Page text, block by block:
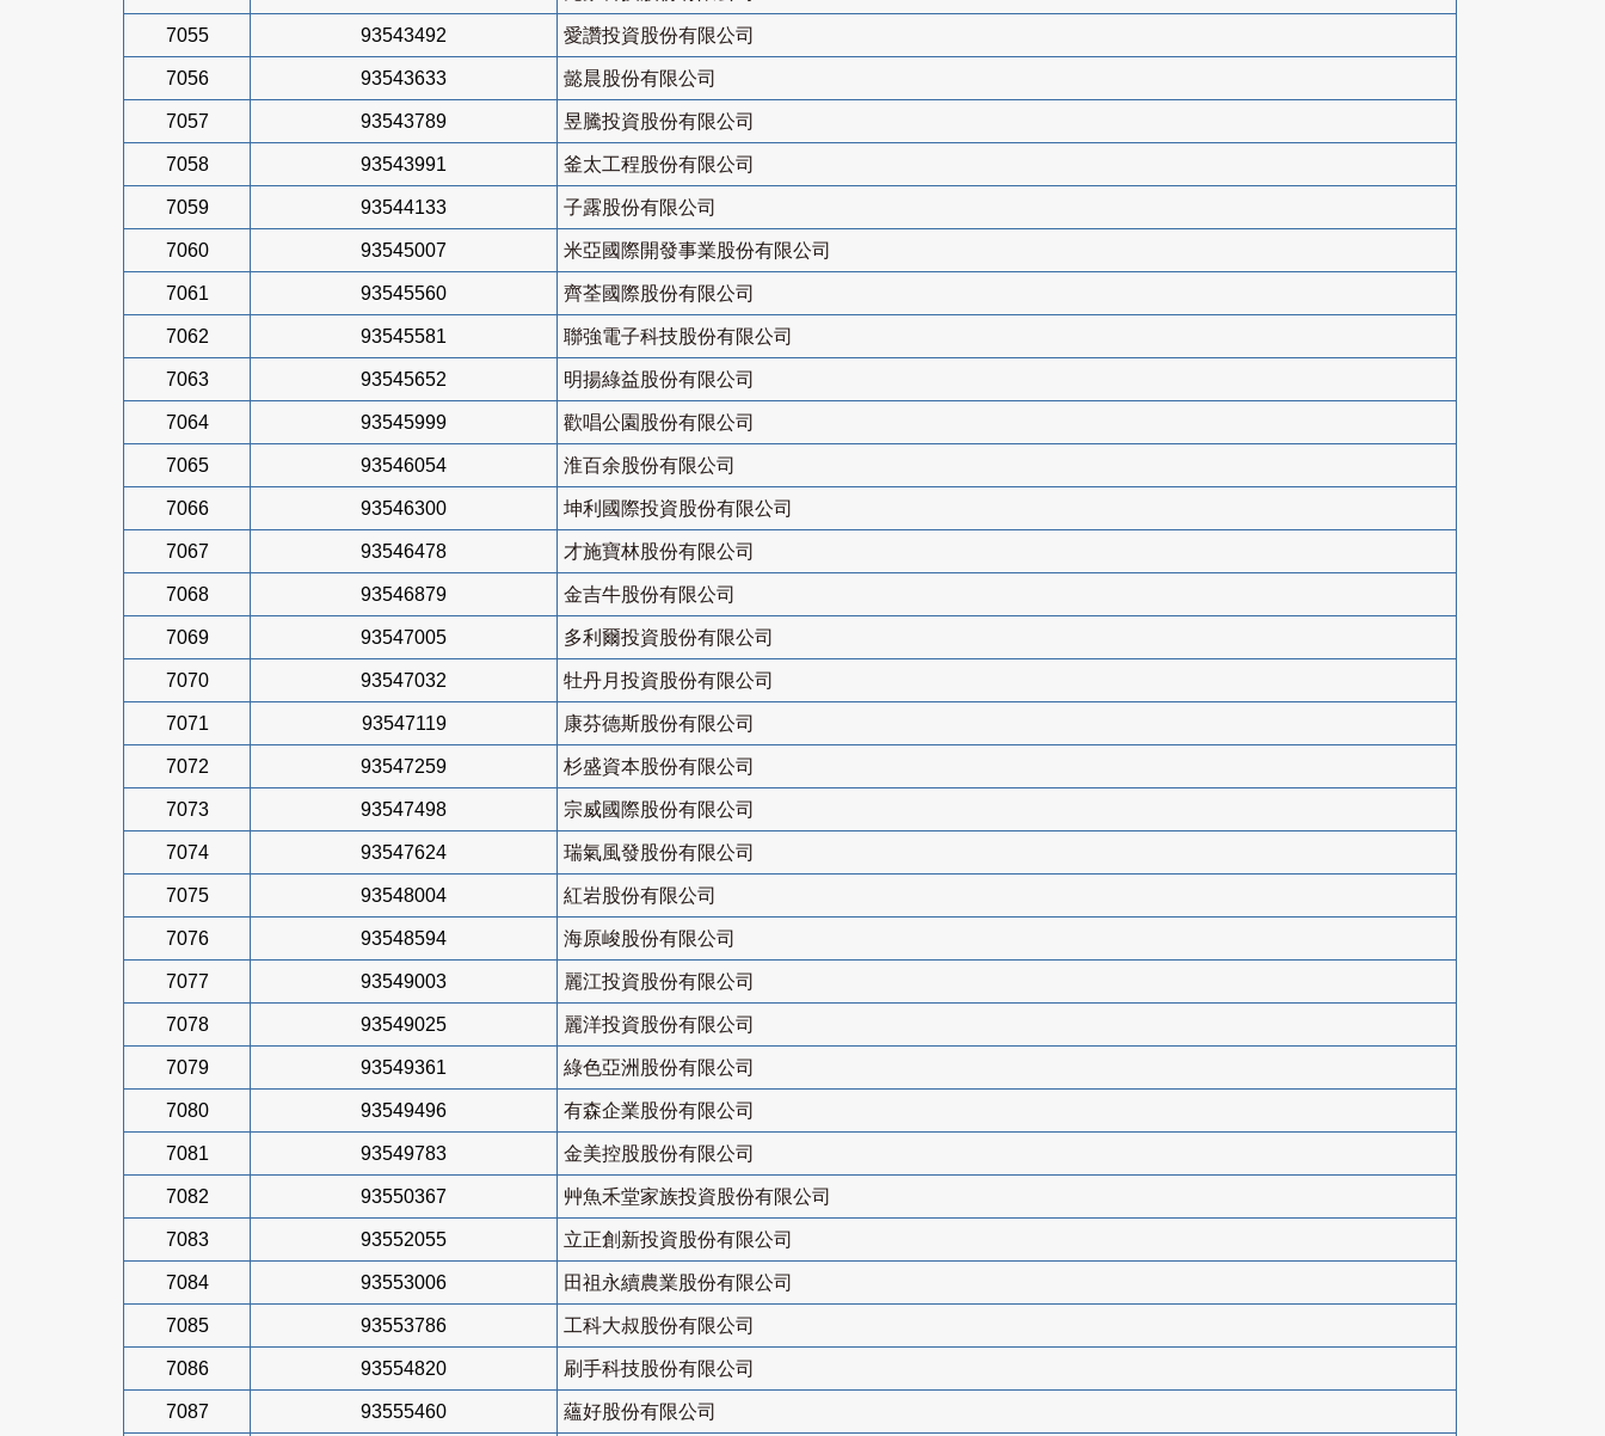
7055 93543492 愛讚投資股份有限公司
7056 93543633 懿晨股份有限公司
7057 93543789 昱騰投資股份有限公司
7058 93543991 釜太工程股份有限公司
7059 93544133 子露股份有限公司
7060 93545007 米亞國際開發事業股份有限公司
7061 93545560 齊荃國際股份有限公司
7062 93545581 聯強電子科技股份有限公司
7063 93545652 明揚綠益股份有限公司
7064 93545999 歡唱公園股份有限公司
7065 93546054 淮百余股份有限公司
7066 93546300 坤利國際投資股份有限公司
7067 93546478 才施寶林股份有限公司
7068 93546879 金吉牛股份有限公司
7069 93547005 多利爾投資股份有限公司
7070 93547032 牡丹月投資股份有限公司
7071 93547119 康芬德斯股份有限公司
7072 93547259 杉盛資本股份有限公司
7073 93547498 宗威國際股份有限公司
7074 93547624 瑞氣風發股份有限公司
7075 93548004 紅岩股份有限公司
7076 93548594 海原峻股份有限公司
7077 93549003 麗江投資股份有限公司
7078 93549025 麗洋投資股份有限公司
7079 93549361 綠色亞洲股份有限公司
7080 93549496 有森企業股份有限公司
7081 93549783 金美控股股份有限公司
7082 93550367 艸魚禾堂家族投資股份有限公司
7083 93552055 立正創新投資股份有限公司
7084 93553006 田祖永續農業股份有限公司
7085 93553786 工科大叔股份有限公司
7086 93554820 刷手科技股份有限公司
7087 93555460 蘊好股份有限公司